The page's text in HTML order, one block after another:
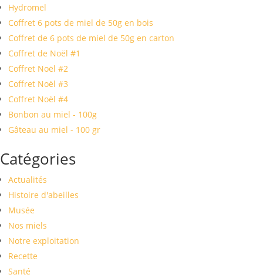
Hydromel
Coffret 6 pots de miel de 50g en bois
Coffret de 6 pots de miel de 50g en carton
Coffret de Noël #1
Coffret Noël #2
Coffret Noël #3
Coffret Noël #4
Bonbon au miel - 100g
Gâteau au miel - 100 gr
Catégories
Actualités
Histoire d'abeilles
Musée
Nos miels
Notre exploitation
Recette
Santé